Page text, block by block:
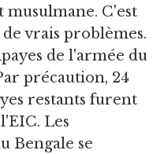
musulmane. C'est
vrais problèmes.
de l'armée du
précaution, 24
restants furent
Les
Bengale se